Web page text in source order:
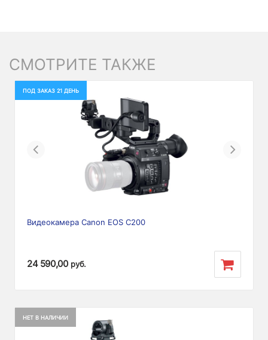
СМОТРИТЕ ТАКЖЕ
ПОД ЗАКАЗ 21 ДЕНЬ
Previous Next
Видеокамера Canon EOS C200
24 590,00 руб.
НЕТ В НАЛИЧИИ